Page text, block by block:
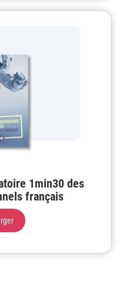
1min30 des
français